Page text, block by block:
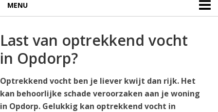
MENU
Last van optrekkend vocht
in Opdorp?
Optrekkend vocht ben je liever kwijt dan rijk. Het
kan behoorlijke schade veroorzaken aan je woning
in Opdorp. Gelukkig kan optrekkend vocht in